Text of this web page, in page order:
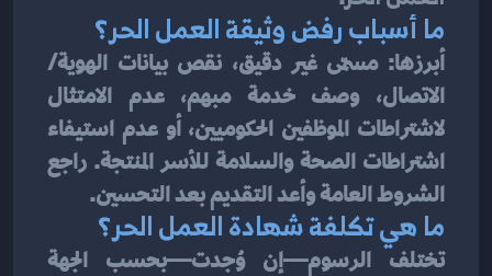
ما أسباب رفض وثيقة العمل الحر؟
أبرزها: مسمّى غير دقيق، نقص بيانات الهوية/
الشروط العامة وأعد التقديم بعد التحسين.
ما هي تكلفة شهادة العمل الحر؟